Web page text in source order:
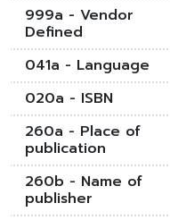
999a - Vendor
Defined
041a - Language
020a - ISBN
260a - Place of
publication
260b - Name of
publisher